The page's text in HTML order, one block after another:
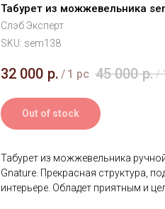
Табурет из можжевельника
Слэб Эксперт
SKU: sem138
32 000 р. / 1 pc 45 000 р./
Out of stock
Табурет из можжевельника
Gnature. Прекрасная структура,
интерьере. Обладет приятным и